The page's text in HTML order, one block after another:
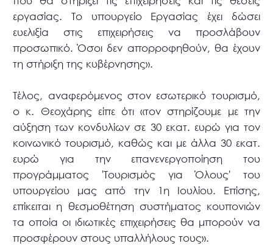
εργασίας. Το υπουργείο Εργασίας έχει δώσει
ευελιξία στις επιχειρήσεις να προσλάβουν
προσωπικό. Όσοι δεν απορροφηθούν, θα έχουν
τη στήριξη της κυβέρνησης».
Τέλος, αναφερόμενος στον εσωτερικό τουρισμό,
ο κ. Θεοχάρης είπε ότι «τον στηρίζουμε με την
αύξηση των κονδυλίων σε 30 εκατ. ευρώ για τον
κοινωνικό τουρισμό, καθώς και με άλλα 30 εκατ.
ευρώ για την επανενεργοποίηση του
προγράμματος 'Τουρισμός για Όλους' του
υπουργείου μας από την 1η Ιουλίου. Επίσης,
επίκειται η θεσμοθέτηση συστήματος κουπονιών
τα οποία οι ιδιωτικές επιχειρήσεις θα μπορούν να
προσφέρουν στους υπαλλήλους τους».